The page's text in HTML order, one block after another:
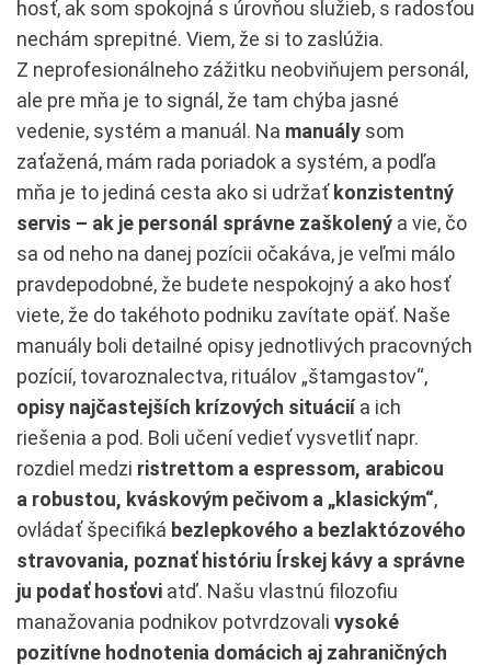
hosť, ak som spokojná s úrovňou služieb, s radosťou
nechám sprepitné. Viem, že si to zaslúžia.
Z neprofesionálneho zážitku neobviňujem personál,
ale pre mňa je to signál, že tam chýba jasné
vedenie, systém a manuál. Na manuály som
zaťažená, mám rada poriadok a systém, a podľa
mňa je to jediná cesta ako si udržať konzistentný
servis – ak je personál správne zaškolený a vie, čo
sa od neho na danej pozícii očakáva, je veľmi málo
pravdepodobné, že budete nespokojný a ako hosť
viete, že do takéhoto podniku zavítate opäť. Naše
manuály boli detailné opisy jednotlivých pracovných
pozícií, tovaroznalectva, rituálov „štamgastov“,
opisy najčastejších krízových situáciía ich
riešenia a pod. Boli učení vedieť vysvetliť napr.
rozdiel medzi ristrettom a espressom, arabicou
a robustou, kváskovým pečivom a „klasickým“,
ovládať špecifiká bezlepkového a bezlaktózového
stravovania, poznať históriu Írskej kávy a správne
ju podať hosťovi atď. Našu vlastnú filozofiu
manažovania podnikov potvrdzovali vysoké
pozitívne hodnotenia domácich aj zahraničných